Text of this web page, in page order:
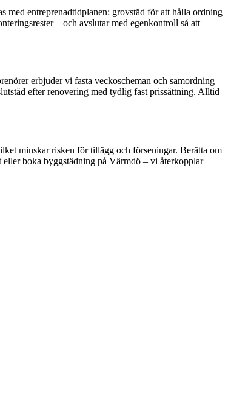
med entreprenadtidplanen: grovstäd för att hålla ordning
– och avslutar med egenkontroll så att
erbjuder vi fasta veckoscheman och samordning
efter renovering med tydlig fast prissättning. Alltid
minskar risken för tillägg och förseningar. Berätta om
boka byggstädning på Värmdö – vi återkopplar